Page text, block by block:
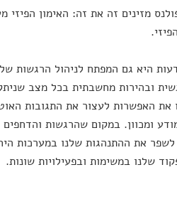
מזינים זה את זה: האימון
היא גם המפתח לניהול הרגשות
ובהירות מחשבתית בכל מצב
האפשרות לעצור את התגובות
ומכוון. במקום שהרגשות והדחפים
את ההתנהגות שלנו במערכות
שלנו במשימות ובפעילויות שונות.